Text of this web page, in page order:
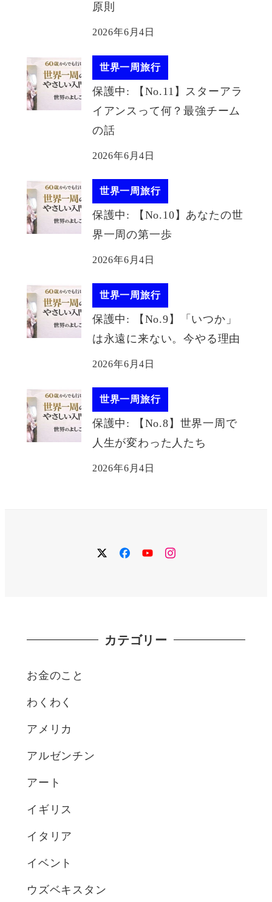
原則
2026年6月4日
世界一周旅行
保護中: 【No.11】スターアラ
イアンスって何？最強チーム
の話
2026年6月4日
世界一周旅行
保護中: 【No.10】あなたの世
界一周の第一歩
2026年6月4日
世界一周旅行
保護中: 【No.9】「いつか」
は永遠に来ない。今やる理由
2026年6月4日
世界一周旅行
保護中: 【No.8】世界一周で
人生が変わった人たち
2026年6月4日
twitterfacebook
YouTubeinstagram
カテゴリー
お金のこと
わくわく
アメリカ
アルゼンチン
アート
イギリス
イタリア
イベント
ウズベキスタン